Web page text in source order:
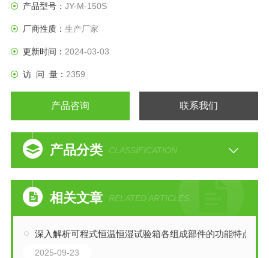
产品型号： JY-M-150S
厂商性质： 生产厂家
更新时间： 2024-03-03
访 问 量： 2359
产品咨询 联系我们
产品分类 CLASSIFICATION
相关文章 RELATED ARTICLES
深入解析可程式恒温恒湿试验箱各组成部件的功能特点
2025-09-23